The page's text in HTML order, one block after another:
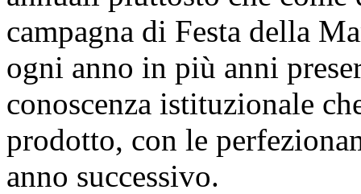
campagna di Festa della
ogni anno in più anni
conoscenza istituzionale
prodotto, con le
anno successivo.